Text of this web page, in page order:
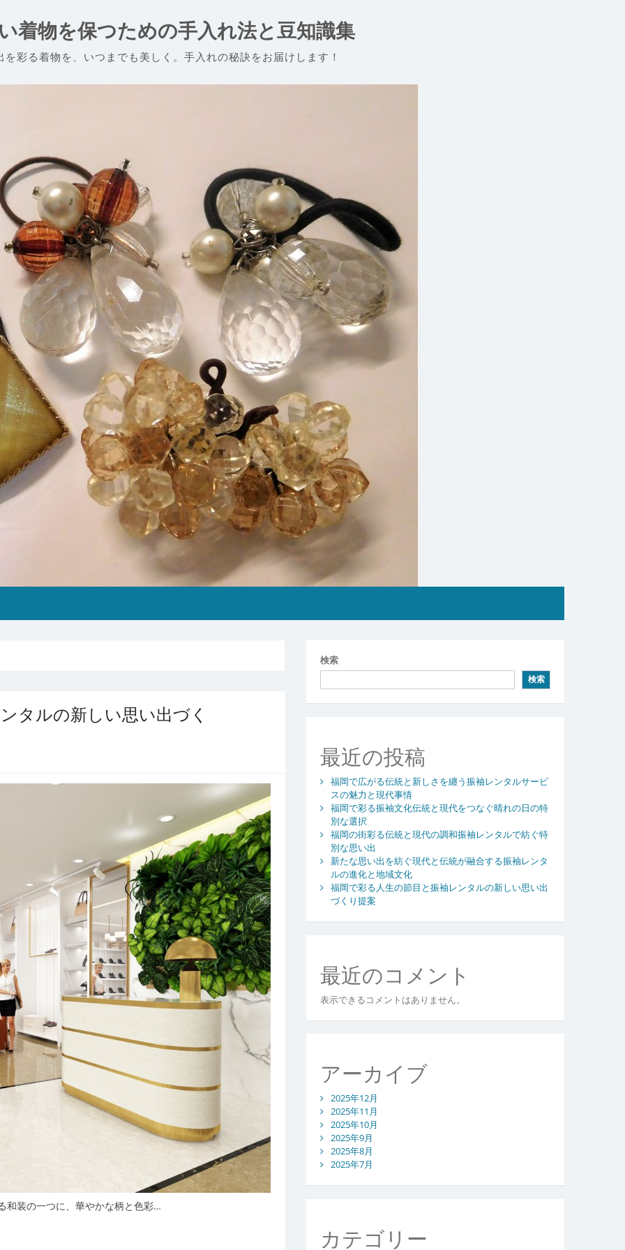
着物を保つための手入れ法と豆知識集
を彩る着物を、いつまでも美しく。手入れの秘訣をお届けします！
タルの新しい思い出づく
和装の一つに、華やかな柄と色彩…
検索
検索
最近の投稿
福岡で広がる伝統と新しさを纏う振袖レンタルサービ
スの魅力と現代事情
福岡で彩る振袖文化伝統と現代をつなぐ晴れの日の特
別な選択
福岡の街彩る伝統と現代の調和振袖レンタルで紡ぐ特
別な思い出
新たな思い出を紡ぐ現代と伝統が融合する振袖レンタ
ルの進化と地域文化
福岡で彩る人生の節目と振袖レンタルの新しい思い出
づくり提案
最近のコメント
表示できるコメントはありません。
アーカイブ
2025年12月
2025年11月
2025年10月
2025年9月
2025年8月
2025年7月
カテゴリー